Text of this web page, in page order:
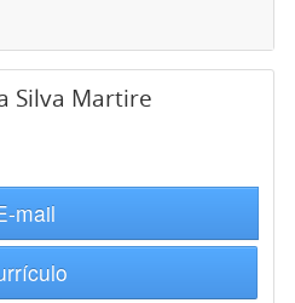
Silva Martire
mail